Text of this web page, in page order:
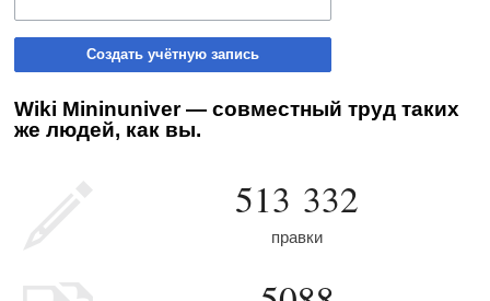
Создать учётную запись
Wiki Mininuniver — совместный труд таких
же людей, как вы.
513 332
правки